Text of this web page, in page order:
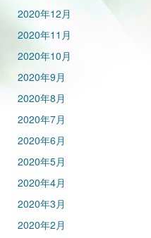
2020年12月
2020年11月
2020年10月
2020年9月
2020年8月
2020年7月
2020年6月
2020年5月
2020年4月
2020年3月
2020年2月